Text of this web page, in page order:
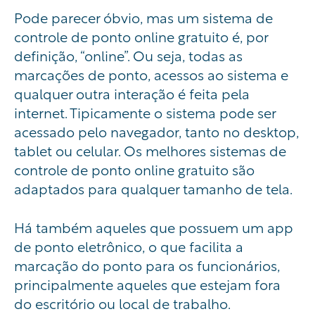
Pode parecer óbvio, mas um sistema de
controle de ponto online gratuito é, por
definição, “online”. Ou seja, todas as
marcações de ponto, acessos ao sistema e
qualquer outra interação é feita pela
internet. Tipicamente o sistema pode ser
acessado pelo navegador, tanto no desktop,
tablet ou celular. Os melhores sistemas de
controle de ponto online gratuito são
adaptados para qualquer tamanho de tela.
Há também aqueles que possuem um app
de ponto eletrônico, o que facilita a
marcação do ponto para os funcionários,
principalmente aqueles que estejam fora
do escritório ou local de trabalho.